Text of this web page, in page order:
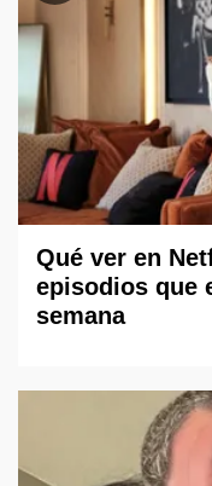
Qué ver en
episodios que
semana